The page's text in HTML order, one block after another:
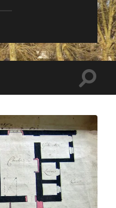
Toggle